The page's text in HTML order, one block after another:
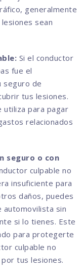
generalmente
sean
Si el conductor
fue el
seguro de
tus lesiones.
utiliza para pagar
relacionados
seguro o con
culpable no
insuficiente para
daños, puedes
sin
si lo tienes. Este
para protegerte
culpable no
tus lesiones.